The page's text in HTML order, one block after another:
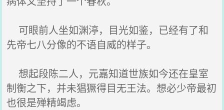
可眼前人坐如渊渟，目光如鉴，已经有了和
先帝七八分像的不语自威的样子。
想起段陈二人，元嘉知道世族如今还在皇室
制衡之下，并未猖獗得目无王法。想必少帝最初
也很是殚精竭虑。